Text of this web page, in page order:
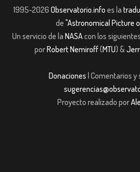
1995-2026 Observatorio.info es la
de "Astronomical Picture
Un servicio de la NASAcon los siguientes
porRobert Nemiroff(MTU) &
Donaciones | Comentarios
Proyecto realizado por